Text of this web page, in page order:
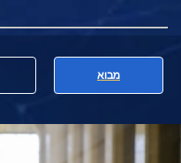
מבוא